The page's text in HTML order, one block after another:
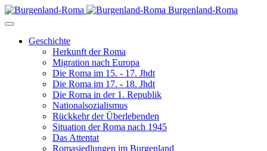
Burgenland-Roma
Geschichte
Herkunft der Roma
Migration nach Europa
Die Roma im 15. - 17. Jhdt
Die Roma im 17. - 18. Jhdt
Die Roma in der 1. Republik
Nationalsozialismus
Rückkehr der Überlebenden
Situation der Roma nach 1945
Das Attentat
Romasiedlungen im Burgenland